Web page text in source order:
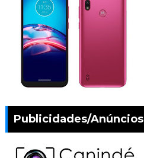
Publicidades/Anúncios